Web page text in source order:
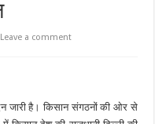
Leave a comment
जारी है। किसान संगठनों की ओर से